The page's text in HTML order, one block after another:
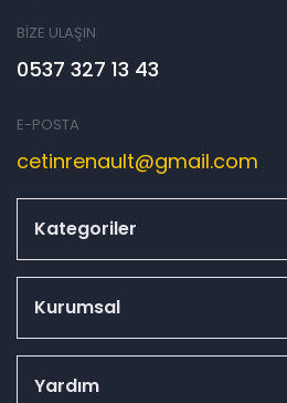
BİZE ULAŞIN
0537 327 13 43
E-POSTA
cetinrenault@gmail.com
Kategoriler
Kurumsal
Yardım